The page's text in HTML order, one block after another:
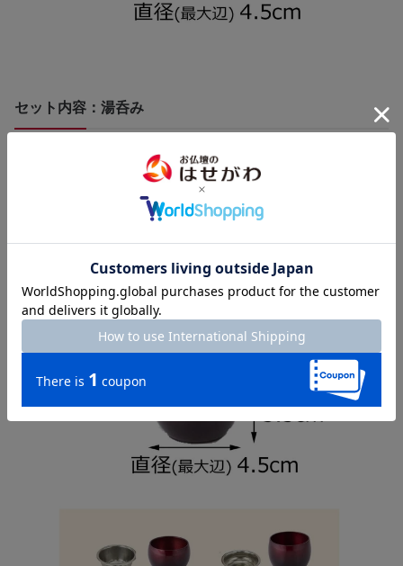
セット内容：湯呑み
お茶やお水を入れて使用します。ステンレス製の落とし付きで、
毎日のお手入れが簡単です。仏飯器と形が似ていますが、深い方
が湯呑みでございます。